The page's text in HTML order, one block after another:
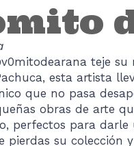
teje
esta artista
que no pasa
obras de arte
perfectos para
pierdas su colección